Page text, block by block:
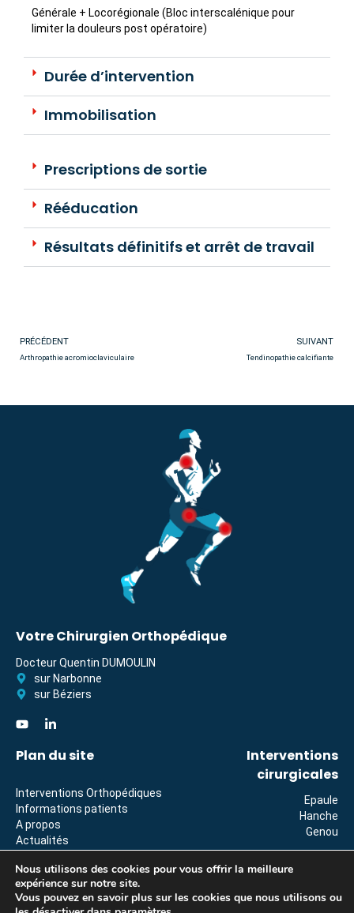
Générale + Locorégionale (Bloc interscalénique pour
limiter la douleurs post opératoire)
Durée d’intervention
Immobilisation
Prescriptions de sortie
Rééducation
Résultats définitifs et arrêt de travail
PRÉCÉDENT
Arthropathie acromioclaviculaire
SUIVANT
Tendinopathie calcifiante
Votre Chirurgien Orthopédique
Docteur Quentin DUMOULIN
sur Narbonne
sur Béziers
Plan du site
Interventions Orthopédiques
Informations patients
A propos
Actualités
Interventions
cirurgicales
Epaule
Hanche
Genou
© 2026, Tous droits réservés
Nous utilisons des cookies pour vous offrir la meilleure
expérience sur notre site.
Vous pouvez en savoir plus sur les cookies que nous utilisons ou